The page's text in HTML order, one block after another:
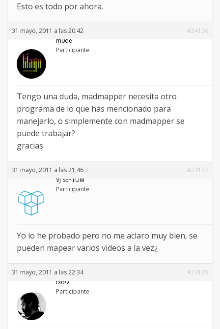
Esto es todo por ahora.
31 mayo, 2011 a las 20:42
#24136
m0de
Participante
Tengo una duda, madmapper necesita otro
programa de lo que has mencionado para
manejarlo, o simplemente con madmapper se
puede trabajar?
gracias
31 mayo, 2011 a las 21:46
#24137
VJ SEPTUM
Participante
Yo lo he probado pero no me aclaro muy bien, se
pueden mapear varios videos a la vez¿
31 mayo, 2011 a las 22:34
#24139
txoǃʔ
Participante